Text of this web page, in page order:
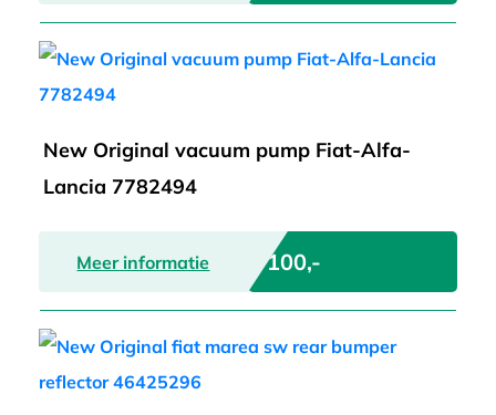
New Original vacuum pump Fiat-Alfa-
Lancia 7782494
Meer informatie € 100,-